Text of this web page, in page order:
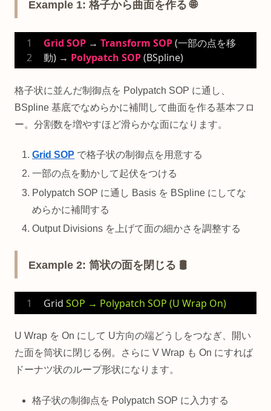
Example 1: 格子から曲面を作る 🌐
Grid SOP → Transform SOP (一部の点を移
動) → Polypatch SOP (BSpline)
格子状に並んだ制御点を Polypatch SOP に通し、
BSpline 基底でなめらかに補間して曲面を作る基本フロ
ー。分割数を増やすほど滑らかな面になります。
Grid SOP で格子状の制御点を用意する
一部の点を動かして起伏をつける
Polypatch SOP に通し Basis を BSpline にしてな
めらかに補間する
Output Divisions を上げて面の細かさを調整する
Example 2: 筒状の面を閉じる 🛢️
Grid SOP → Polypatch SOP (U Wrap On)
U Wrap を On にして U方向の端どうしをつなぎ、開い
た面を筒状に閉じる例。さらに V Wrap も On にすれば
ドーナツ状のループ形状になります。
格子状の制御点を Polypatch SOP に入力する